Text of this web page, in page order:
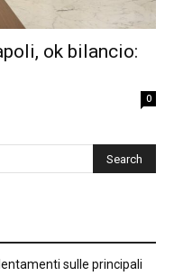
ok bilancio:
0
sulle principali